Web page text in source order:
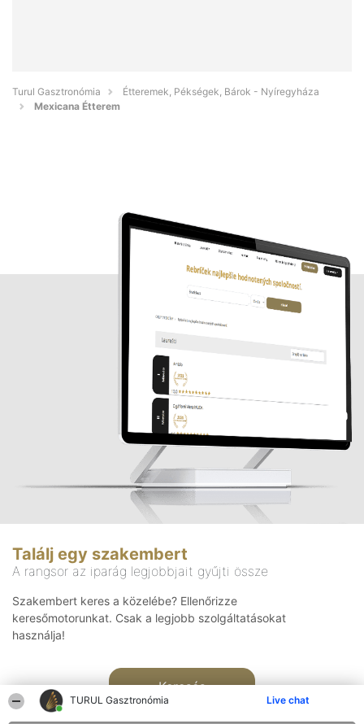
TURUL Gasztronómia Live chat
Turul Gasztronómia
Étteremek, Pékségek, Bárok - Nyíregyháza
Mexicana Étterem
Találj egy szakembert
A rangsor az iparág legjobbjait gyűjti össze
Szakembert keres a közelébe? Ellenőrizze
keresőmotorunkat. Csak a legjobb szolgáltatásokat
használja!
Keresés